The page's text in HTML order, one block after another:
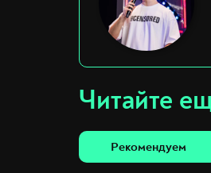
Читайте
Рекомендуем